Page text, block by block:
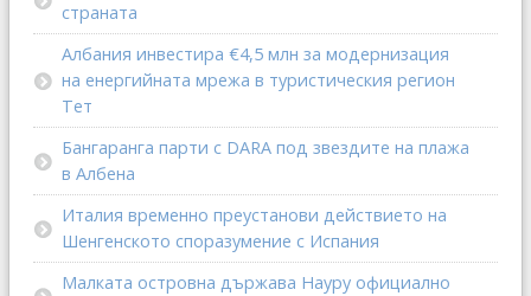
страната
Албания инвестира €4,5 млн за модернизация
на енергийната мрежа в туристическия регион
Тет
Бангаранга парти с DARA под звездите на плажа
в Албена
Италия временно преустанови действието на
Шенгенското споразумение с Испания
Малката островна държава Науру официално